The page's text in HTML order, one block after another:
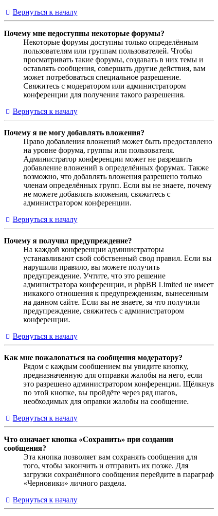
Вернуться к началу
Почему мне недоступны некоторые форумы?
Некоторые форумы доступны только определённым
пользователям или группам пользователей. Чтобы
просматривать такие форумы, создавать в них темы и
оставлять сообщения, совершать другие действия, вам
может потребоваться специальное разрешение.
Свяжитесь с модератором или администратором
конференции для получения такого разрешения.
Вернуться к началу
Почему я не могу добавлять вложения?
Право добавления вложений может быть предоставлено
на уровне форума, группы или пользователя.
Администратор конференции может не разрешить
добавление вложений в определённых форумах. Также
возможно, что добавлять вложения разрешено только
членам определённых групп. Если вы не знаете, почему
не можете добавлять вложения, свяжитесь с
администратором конференции.
Вернуться к началу
Почему я получил предупреждение?
На каждой конференции администраторы
устанавливают свой собственный свод правил. Если вы
нарушили правило, вы можете получить
предупреждение. Учтите, что это решение
администратора конференции, и phpBB Limited не имеет
никакого отношения к предупреждениям, вынесенным
на данном сайте. Если вы не знаете, за что получили
предупреждение, свяжитесь с администратором
конференции.
Вернуться к началу
Как мне пожаловаться на сообщения модератору?
Рядом с каждым сообщением вы увидите кнопку,
предназначенную для отправки жалобы на него, если
это разрешено администратором конференции. Щёлкнув
по этой кнопке, вы пройдёте через ряд шагов,
необходимых для оправки жалобы на сообщение.
Вернуться к началу
Что означает кнопка «Сохранить» при создании
сообщения?
Эта кнопка позволяет вам сохранять сообщения для
того, чтобы закончить и отправить их позже. Для
загрузки сохранённого сообщения перейдите в параграф
«Черновики» личного раздела.
Вернуться к началу